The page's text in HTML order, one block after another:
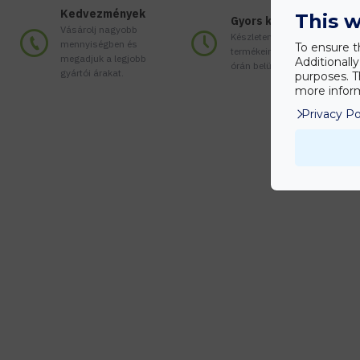
Kedvezmények
Vásárolj nagyobb
mennyiségben és
megadjuk a legjobb
gyártói árakat.
Gyors kiszállítás
Készleten lévő
termékeinket akár 24
órán belül megkaphatod!
This
To ensure
purposes.
more
Privacy